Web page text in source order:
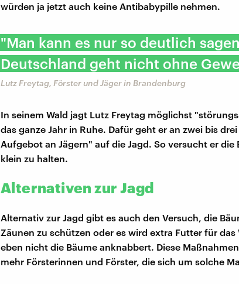
würden ja jetzt auch keine Antibabypille nehmen.
"Man kann es nur so deutlich
Deutschland geht nicht ohne
Lutz Freytag, Förster und Jäger in Brandenburg
In seinem Wald jagt Lutz Freytag möglichst
das ganze Jahr in Ruhe. Dafür geht er an zwei bis
Aufgebot an Jägern" auf die Jagd. So versucht er die
klein zu halten.
Alternativen zur Jagd
Alternativ zur Jagd gibt es auch den Versuch, die
Zäunen zu schützen oder es wird extra Futter für
eben nicht die Bäume anknabbert. Diese
mehr Försterinnen und Förster, die sich um solche